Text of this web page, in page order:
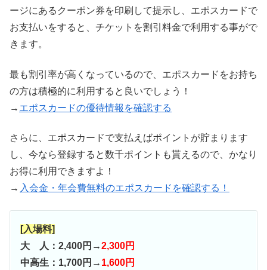
ージにあるクーポン券を印刷して提示し、エポスカードで
お支払いをすると、チケットを割引料金で利用する事がで
きます。
最も割引率が高くなっているので、エポスカードをお持ち
の方は積極的に利用すると良いでしょう！
→ エポスカードの優待情報を確認する
さらに、エポスカードで支払えばポイントが貯まります
し、今なら登録すると数千ポイントも貰えるので、かなり
お得に利用できますよ！
→ 入会金・年会費無料のエポスカードを確認する！
[入場料]
大 人：2,400円→2,300円
中高生：1,700円→ 1,600円